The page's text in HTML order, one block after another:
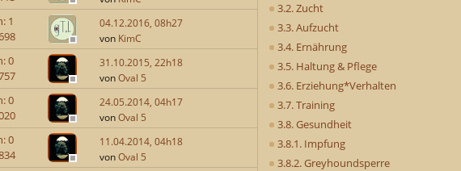
3.2. Zucht
3.3. Aufzucht
3.4. Ernährung
3.5. Haltung & Pflege
3.6. Erziehung*Verhalten
3.7. Training
3.8. Gesundheit
3.8.1. Impfung
3.8.2. Greyhoundsperre
1
04.12.2016, 08h27
von KimC
0
31.10.2015, 22h18
vonOval 5
0
24.05.2014, 04h17
vonOval 5
0
11.04.2014, 04h18
vonOval 5